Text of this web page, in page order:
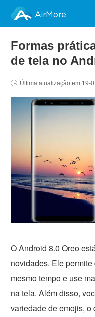
AirMore
Formas
de tela no
Última atualização em 19-
O Android 8.0 Oreo
novidades. Ele
mesmo tempo e use
na tela. Além disso,
variedade de emojis, o